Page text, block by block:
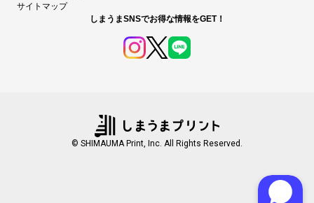
サイトマップ
しまうまSNSでお得な情報をGET！
© SHIMAUMA Print, Inc. All Rights Reserved.